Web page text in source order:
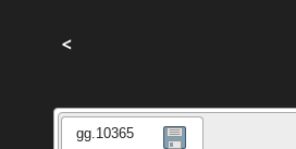
<
gg.10365